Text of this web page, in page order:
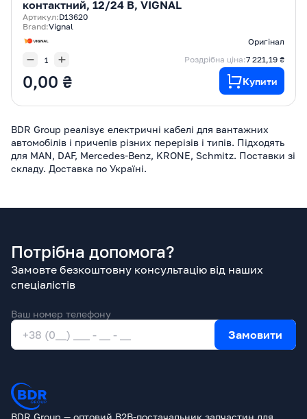
контактний, 12/24 В, VIGNAL
Артикул:D13620
Brand:Vignal
Оригінал
Роздрібна ціна:7 221,19 ₴
0,00 ₴ Купити
BDR Group реалізує електричні кабелі для вантажних
автомобілів і причепів різних перерізів і типів. Підходять
для MAN, DAF, Mercedes-Benz, KRONE, Schmitz. Поставки зі
складу. Доставка по Україні.
Потрібна допомога?
Замовте безкоштовну консультацію від наших
спеціалістів
Ваш номер телефону
Замовити
BDR Group — оптовий B2B-постачальник запчастин для